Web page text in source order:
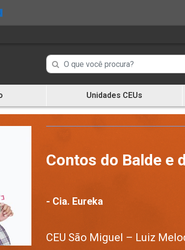
Campo
de
de
Campo
de
Busca
informações
Unidades CEUs
Contos do Balde e
- Cia. Eureka
CEU São Miguel – Luiz